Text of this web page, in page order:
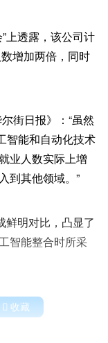
上透露，该公司计
增加两倍，同时
街日报》：“虽然
智能和自动化技术
业人数实际上增
到其他领域。”
鲜明对比，凸显了
智能整合时所采
 收藏